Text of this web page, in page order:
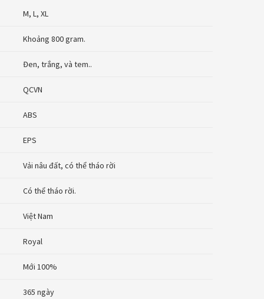
M, L, XL
Khoảng 800 gram.
Đen, trắng, và tem..
QCVN
ABS
EPS
Vải nâu đất, có thể tháo rời
Có thể tháo rời.
Việt Nam
Royal
Mới 100%
365 ngày